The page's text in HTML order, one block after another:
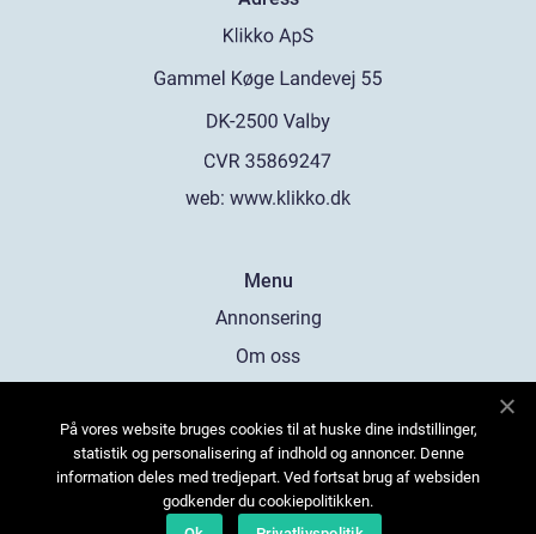
web: www.klikko.dk
Menu
Annonsering
Om oss
Kontakta oss
Sitemap
På vores website bruges cookies til at huske dine indstillinger,
statistik og personalisering af indhold og annoncer. Denne
information deles med tredjepart. Ved fortsat brug af websiden
godkender du cookiepolitikken.